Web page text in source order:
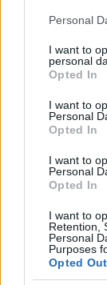
Please note
not limited to
grant or deny
use your data
consent section.
Personal
I want to
personal
Opted In
I want to
Personal
Opted In
I want to
Personal
Opted In
I want to
Retention,
Personal
Purposes
Opted Out
degré public,
une perte de
a 660 postes
Ces coupes
d’élèves, «
baisse prévue
scolaire 2025
Anne Genetet,
signalé juste
changements
débat au